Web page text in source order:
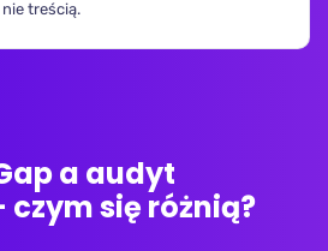
treścią.
a audyt
się różnią?